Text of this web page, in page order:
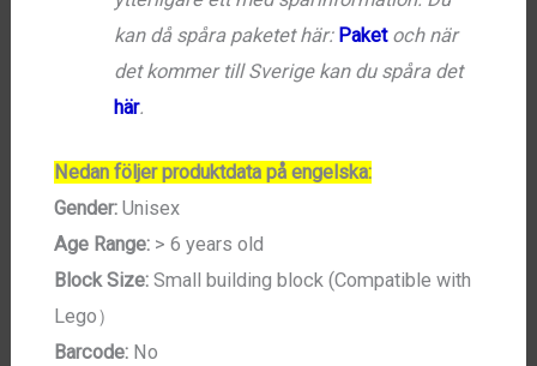
kan då spåra paketet här: Paket och när
det kommer till Sverige kan du spåra det
här.
Nedan följer produktdata på engelska:
Gender: Unisex
Age Range: > 6 years old
Block Size: Small building block (Compatible with
Lego）
Barcode: No